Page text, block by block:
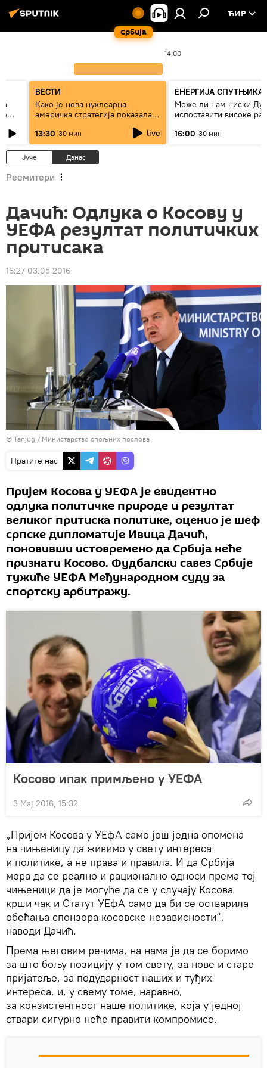
Србија
ЋИР
14:00
ВЕСТИ
Како је нова нуклеарна
америчка стратегија показала
13:30 30 мин live
ЕНЕРГИЈА СПУТЊИКА
Може ли нам ниски
испоставити високе
16:00 30 мин
Јуче Данас
Реемитери
Дачић: Одлука о Косову у
УЕФА резултат политичких
притисака
16:27 03.05.2016
© Tanjug / Министарство спољних послова
Пратите нас
Приjем Kосова у УEФA jе евидентно
одлука политичке природе и резултат
великог притиска политике, оценио jе шеф
српске дипломатиjе Ивица Дачић,
поновивши истовремено да Србиjа неће
признати Kосово. Фудбалски савез Србије
тужиће УЕФА Међународном суду за
спортску арбитражу.
Косово ипак примљено у УЕФА
3 Мај 2016, 15:32
„Пријем Косова у УЕфА само још једна опомена
на чињеницу да живимо у свету интереса
и политике, а не права и правила. И да Србија
мора да се реално и рационално односи према тој
чињеници да је могуће да се у случају Косова
крши чак и Статут УЕфА само да би се остварила
обећања спонзора косовске независности“,
наводи Дачић.
Према његовим речима, на нама је да се боримо
за што бољу позицију у том свету, за нове и старе
пријатеље, за подударност наших и туђих
интереса, и, у свему томе, наравно,
за конзистентност наше политике, која у једној
ствари сигурно неће правити компромисе.